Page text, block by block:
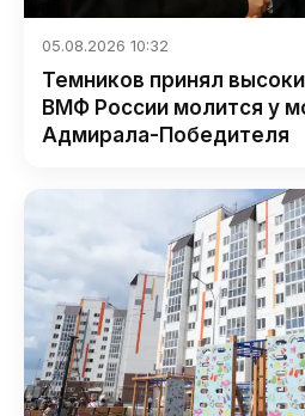
05.08.2026 10:32
Темников принял
ВМФ России молится у
Адмирала-Победителя